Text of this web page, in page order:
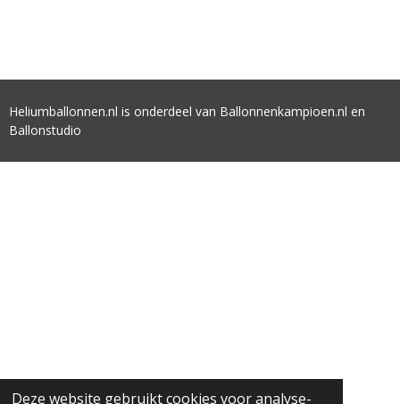
Deze website gebruikt cookies voor analyse-
Heliumballonnen.nl is onderdeel van Ballonnenkampioen.nl en
Ballonstudio